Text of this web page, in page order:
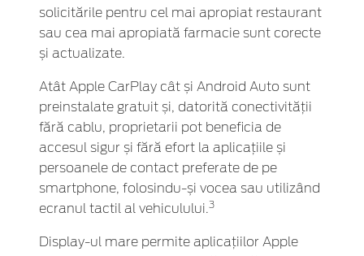
solicitările pentru cel mai apropiat restaurant
sau cea mai apropiată farmacie sunt corecte
și actualizate.
Atât Apple CarPlay cât și Android Auto sunt
preinstalate gratuit și, datorită conectivității
fără cablu, proprietarii pot beneficia de
accesul sigur și fără efort la aplicațiile și
persoanele de contact preferate de pe
smartphone, folosindu-și vocea sau utilizând
ecranul tactil al vehiculului.3
Display-ul mare permite aplicațiilor Apple